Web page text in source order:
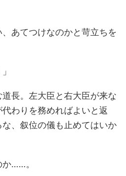
あてつけなのかと苛立ちを
長。左大臣と右大臣が来な
わりを務めればよいと返
、叙位の儀も止めてはいか
か……。